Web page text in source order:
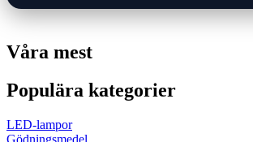
Våra mest
Populära kategorier
LED-lampor
Gödningsmedel